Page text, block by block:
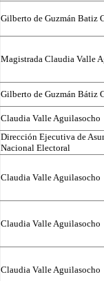
Gilberto de Guzmán Batiz
Magistrada Claudia Valle
Gilberto de Guzmán Bátiz
Claudia Valle Aguilasocho
Dirección Ejecutiva de
Nacional Electoral
Claudia Valle Aguilasocho
Claudia Valle Aguilasocho
Claudia Valle Aguilasocho